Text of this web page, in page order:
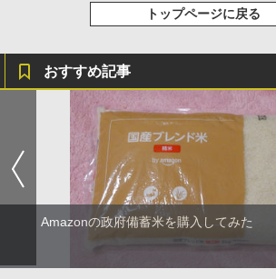
トップページに戻る
おすすめ記事
Amazonの政府備蓄米を購入してみた